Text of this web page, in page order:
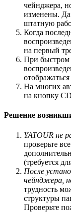
чейнджера,
изменены.
штатную
Когда
на первый
При быстром
На многих
на кнопку
Решение
YATOUR не
проверьте
(требуется
После
чейнджера,
трудность
структуры
Проверьте